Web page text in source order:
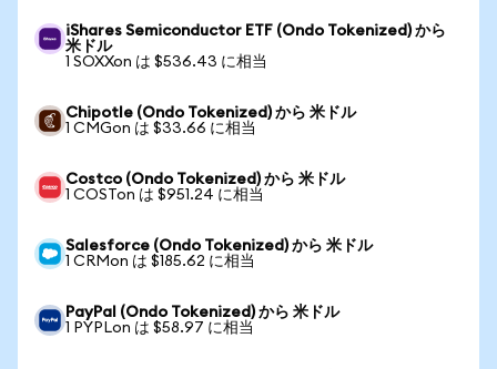
iShares Semiconductor ETF (Ondo Tokenized) から
米ドル
1 SOXXon は $536.43 に相当
Chipotle (Ondo Tokenized) から 米ドル
1 CMGon は $33.66 に相当
Costco (Ondo Tokenized) から 米ドル
1 COSTon は $951.24 に相当
Salesforce (Ondo Tokenized) から 米ドル
1 CRMon は $185.62 に相当
PayPal (Ondo Tokenized) から 米ドル
1 PYPLon は $58.97 に相当